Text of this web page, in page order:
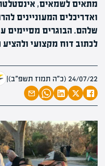
מתאים לשמאים,
ואדריכלים המעוניינים
שלהם. הבוגרים מסיימים
לכתוב דוח מקצועי ולהציע
24/07/22 (כ״ה תמוז תשפ״ב) |